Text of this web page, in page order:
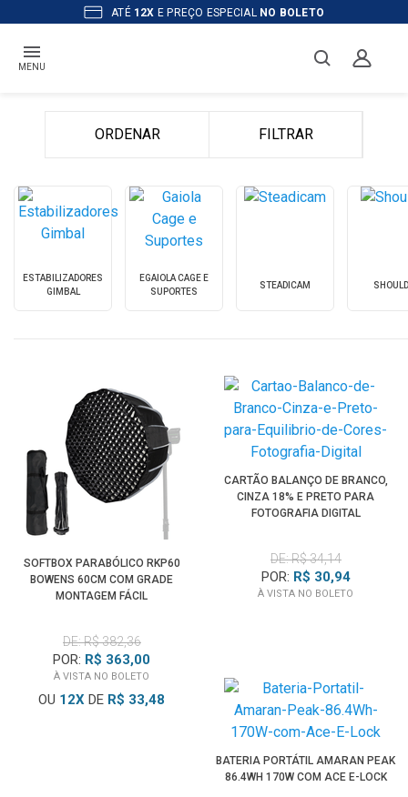
OS PRODUTOS APRONTA ENTREGA
MENU
ORDENAR FILTRAR
ESTABILIZADORES
GIMBAL
EGAIOLA CAGE E
SUPORTES
STEADICAM
SOFTBOX PARABÓLICO RKP60
BOWENS 60CM COM GRADE
MONTAGEM FÁCIL
DE: R$ 382,36
POR: R$ 363,00
À VISTA NO BOLETO
OU 12X DE R$ 33,48
CARTÃO BALANÇO DE BRANCO,
CINZA 18% E PRETO PARA
FOTOGRAFIA DIGITAL
DE: R$ 34,14
POR: R$ 30,94
À VISTA NO BOLETO
BATERIA PORTÁTIL AMARAN PEAK
86.4WH 170W COM ACE E-LOCK